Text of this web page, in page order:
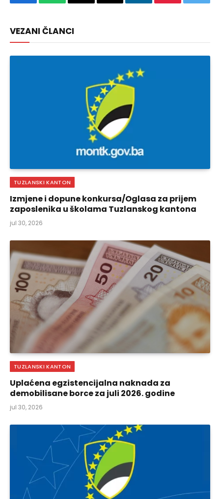
FacebookWhatsAppCopy
Email LinkedInPinterest
VEZANI ČLANCI
TUZLANSKI KANTON
Izmjene i dopune konkursa/Oglasa za prijem
zaposlenika u školama Tuzlanskog kantona
jul 30, 2026
TUZLANSKI KANTON
Uplaćena egzistencijalna naknada za
demobilisane borce za juli 2026. godine
jul 30, 2026